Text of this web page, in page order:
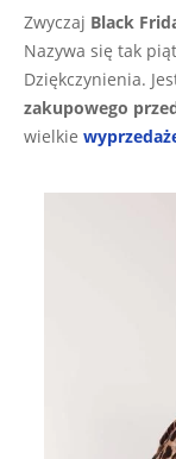
Zwyczaj Black
Nazywa się tak
Dziękczynienia.
zakupowego
wielkie